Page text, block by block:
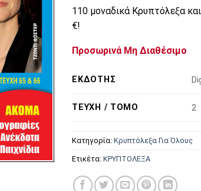
110 μοναδικά Κρυπτόλεξα
€!
Προσωρινά Μη Διαθέσιμο
ΕΚΔΌΤΗΣ
ΤΕΎΧΗ / ΤΌΜΟ 2
Κατηγορία:Κρυπτόλεξα Για Όλους
Ετικέτα:ΚΡΥΠΤΟΛΕΞΑ